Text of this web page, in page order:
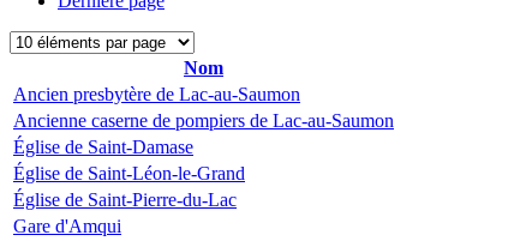
Nom
Ancien presbytère de Lac-au-Saumon
Ancienne caserne de pompiers de Lac-au-Saumon
Église de Saint-Damase
Église de Saint-Léon-le-Grand
Église de Saint-Pierre-du-Lac
Gare d'Amqui